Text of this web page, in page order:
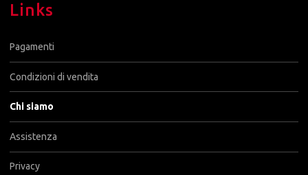
Links
Pagamenti
Condizioni di vendita
Chi siamo
Assistenza
Privacy